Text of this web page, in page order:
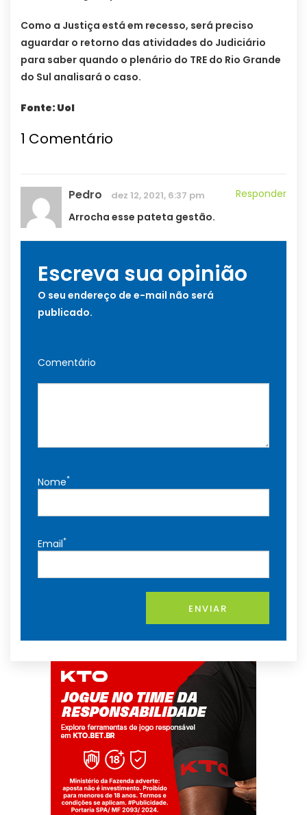
Como a Justiça está em recesso, será preciso
aguardar o retorno das atividades do Judiciário
para saber quando o plenário do TRE do Rio Grande
do Sul analisará o caso.
Fonte: Uol
1 Comentário
Pedro dez 12, 2021, 6:37 pm
Responder
Arrocha esse pateta gestão.
Escreva sua opinião
O seu endereço de e-mail não será
publicado.
Comentário
Nome*
Email*
ENVIAR